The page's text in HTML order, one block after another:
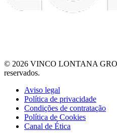
© 2026 VINCO LONTANA
reservados.
Aviso legal
Política de privacidade
Condições de contratação
Política de Cookies
Canal de Ética